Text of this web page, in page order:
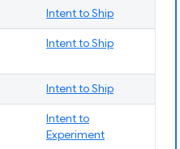
Intent to Ship
Intent to Ship
Intent to Ship
Intent to
Experiment